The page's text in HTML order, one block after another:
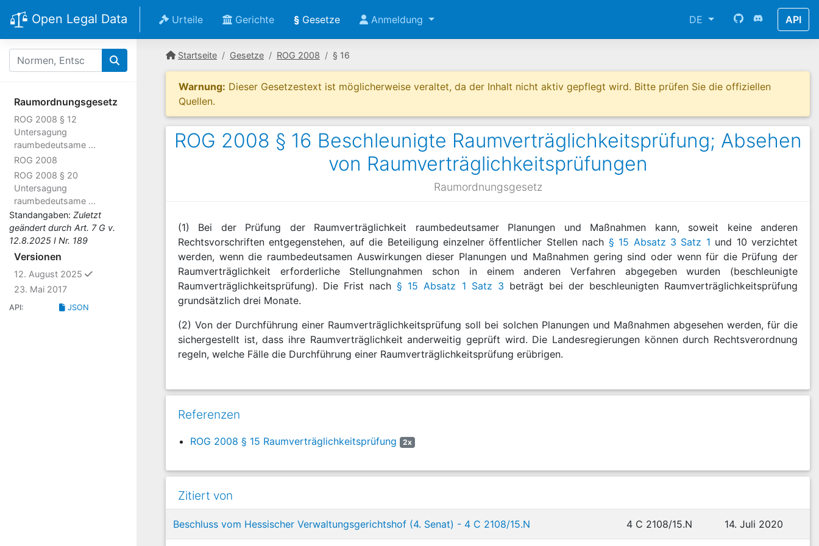
Open Legal Data Urteile Gerichte § Gesetze Anmeldung DE API
Raumordnungsgesetz
ROG 2008 § 12
Untersagung
raumbedeutsame ...
ROG 2008
ROG 2008 § 20
Untersagung
raumbedeutsame ...
Standangaben: Zuletzt
geändert durch Art. 7 G v.
12.8.2025 I Nr. 189
Versionen
12. August 2025
ausgewählt
23. Mai 2017
API: JSON
Startseite Gesetze ROG 2008 § 16
Warnung: Dieser Gesetzestext ist möglicherweise veraltet, da der Inhalt nicht aktiv gepflegt wird. Bitte prüfen Sie die offiziellen
Quellen.
ROG 2008 § 16 Beschleunigte Raumverträglichkeitsprüfung; Absehen
von Raumverträglichkeitsprüfungen
Raumordnungsgesetz
(1) Bei der Prüfung der Raumverträglichkeit raumbedeutsamer Planungen und Maßnahmen kann, soweit keine anderen
Rechtsvorschriften entgegenstehen, auf die Beteiligung einzelner öffentlicher Stellen nach § 15 Absatz 3 Satz 1 und 10 verzichtet
werden, wenn die raumbedeutsamen Auswirkungen dieser Planungen und Maßnahmen gering sind oder wenn für die Prüfung der
Raumverträglichkeit erforderliche Stellungnahmen schon in einem anderen Verfahren abgegeben wurden (beschleunigte
Raumverträglichkeitsprüfung). Die Frist nach§ 15 Absatz 1 Satz 3 beträgt bei der beschleunigten Raumverträglichkeitsprüfung
grundsätzlich drei Monate.
(2) Von der Durchführung einer Raumverträglichkeitsprüfung soll bei solchen Planungen und Maßnahmen abgesehen werden, für die
sichergestellt ist, dass ihre Raumverträglichkeit anderweitig geprüft wird. Die Landesregierungen können durch Rechtsverordnung
regeln, welche Fälle die Durchführung einer Raumverträglichkeitsprüfung erübrigen.
Referenzen
ROG 2008 § 15 Raumverträglichkeitsprüfung 2x
Zitiert von
Beschluss vom Hessischer Verwaltungsgerichtshof (4. Senat) - 4 C 2108/15.N 4 C 2108/15.N 14. Juli 2020